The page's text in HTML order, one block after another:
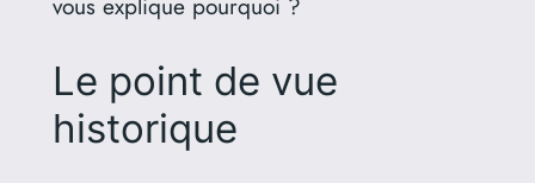
Le point de vue
historique